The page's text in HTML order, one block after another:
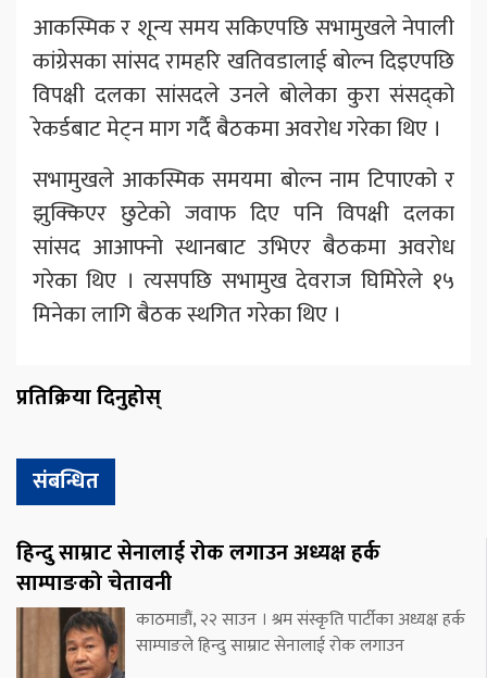
आकस्मिक र शून्य समय सकिएपछि सभामुखले नेपाली
कांग्रेसका सांसद रामहरि खतिवडालाई बोल्न दिइएपछि
विपक्षी दलका सांसदले उनले बोलेका कुरा संसद्को
रेकर्डबाट मेट्न माग गर्दै बैठकमा अवरोध गरेका थिए ।
सभामुखले आकस्मिक समयमा बोल्न नाम टिपाएको र
झुक्किएर छुटेको जवाफ दिए पनि विपक्षी दलका
सांसद आआफ्नो स्थानबाट उभिएर बैठकमा अवरोध
गरेका थिए । त्यसपछि सभामुख देवराज घिमिरेले १५
मिनेका लागि बैठक स्थगित गरेका थिए ।
प्रतिक्रिया दिनुहोस्
संबन्धित
हिन्दु साम्राट सेनालाई रोक लगाउन अध्यक्ष हर्क
साम्पाङको चेतावनी
काठमाडौं, २२ साउन । श्रम संस्कृति पार्टीका अध्यक्ष हर्क
साम्पाङले हिन्दु साम्राट सेनालाई रोक लगाउन